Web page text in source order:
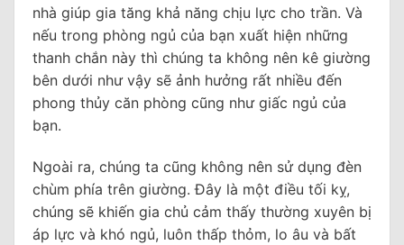
nhà giúp gia tăng khả năng chịu lực cho trần. Và
nếu trong phòng ngủ của bạn xuất hiện những
thanh chắn này thì chúng ta không nên kê giường
bên dưới như vậy sẽ ảnh hưởng rất nhiều đến
phong thủy căn phòng cũng như giấc ngủ của
bạn.
Ngoài ra, chúng ta cũng không nên sử dụng đèn
chùm phía trên giường. Đây là một điều tối kỵ,
chúng sẽ khiến gia chủ cảm thấy thường xuyên bị
áp lực và khó ngủ, luôn thấp thỏm, lo âu và bất